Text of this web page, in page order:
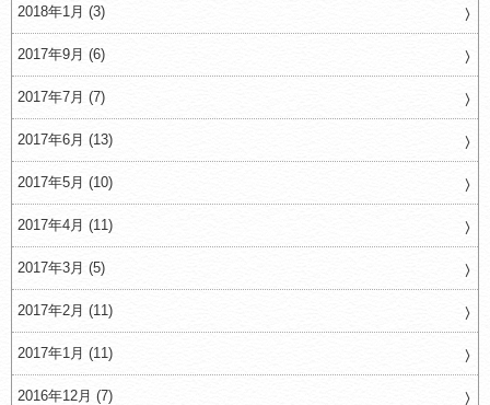
2018年1月 (3)
2017年9月 (6)
2017年7月 (7)
2017年6月 (13)
2017年5月 (10)
2017年4月 (11)
2017年3月 (5)
2017年2月 (11)
2017年1月 (11)
2016年12月 (7)